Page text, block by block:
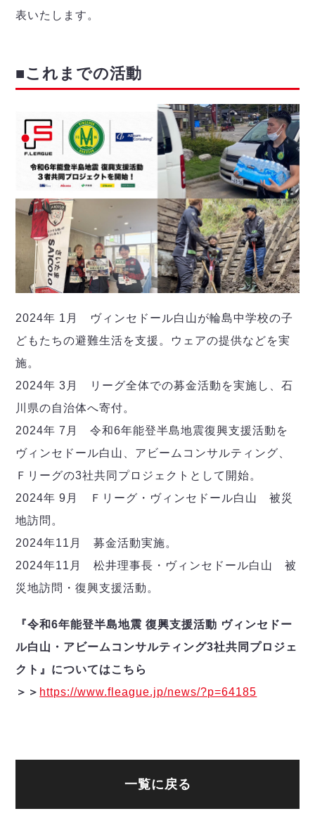
表いたします。
■これまでの活動
2024年 1月 ヴィンセドール白山が輪島中学校の子
どもたちの避難生活を支援。ウェアの提供などを実
施。
2024年 3月 リーグ全体での募金活動を実施し、石
川県の自治体へ寄付。
2024年 7月 令和6年能登半島地震復興支援活動を
ヴィンセドール白山、アビームコンサルティング、
Ｆリーグの3社共同プロジェクトとして開始。
2024年 9月 Ｆリーグ・ヴィンセドール白山 被災
地訪問。
2024年11月 募金活動実施。
2024年11月 松井理事長・ヴィンセドール白山 被
災地訪問・復興支援活動。
『令和6年能登半島地震 復興支援活動 ヴィンセドー
ル白山・アビームコンサルティング3社共同プロジェ
クト』についてはこちら
＞＞ https://www.fleague.jp/news/?p=64185
一覧に戻る